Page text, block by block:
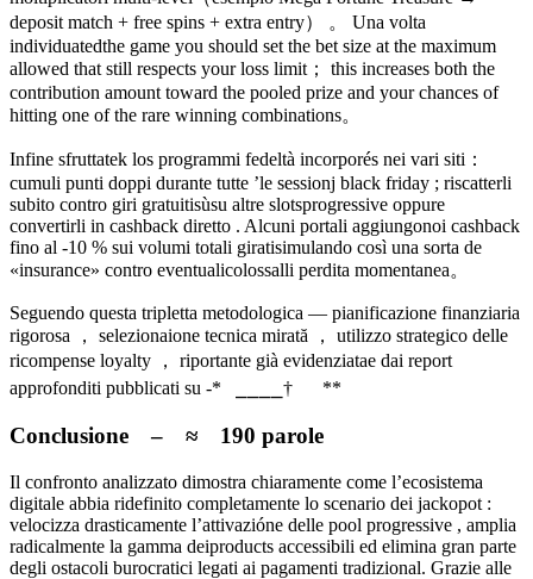
deposit match + free spins + extra entry） 。 Una volta
individuatedthe game you should set the bet size at the maximum
allowed that still respects your loss limit； this increases both the
contribution amount toward the pooled prize and your chances of
hitting one of the rare winning combinations。
Infine sfruttatek los programmi fedeltà incorporés nei vari siti：
cumuli punti doppi durante tutte ’le sessionj black friday ; riscatterli
subito contro giri gratuitisùsu altre slotsprogressive oppure
convertirli in cashback diretto . Alcuni portali aggiungonoi cashback
fino al ‑10 % sui volumi totali giratisimulando così una sorta de
«insurance» contro eventualicolossalli perdita momentanea。
Seguendo questa tripletta metodologica — pianificazione finanziaria
rigorosa ， selezionaione tecnica mirată ， utilizzo strategico delle
ricompense loyalty ， riportante già evidenziatae dai report
approfonditi pubblicat‪і ‪su ‪‪‪‪‬‪‬­­­­­­­­­­­­-​‭‏ ​​​ ​​​​*
Conclusione – ≈ 190 parole
Il confronto analizzato dimostra chiaramente come l’ecosistema
digitale abbia ridefinito completamente lo scenario dei jackopot :
velocizza drasticamente l’attivazióne delle pool progressive , amplia
radicalmente la gamma deiproducts accessibili ed elimina gran parte
degli ostacoli burocratic­i legat­i ai pagament­i tradizion­al​. Grazie alle